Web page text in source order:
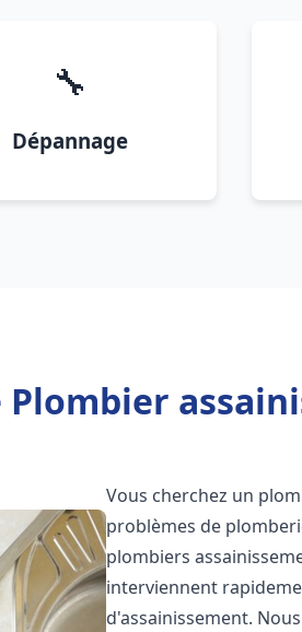
🔧
Dépannage
Plombier
Vous cherchez un
problèmes de
plombiers
interviennent
d'assainissement.